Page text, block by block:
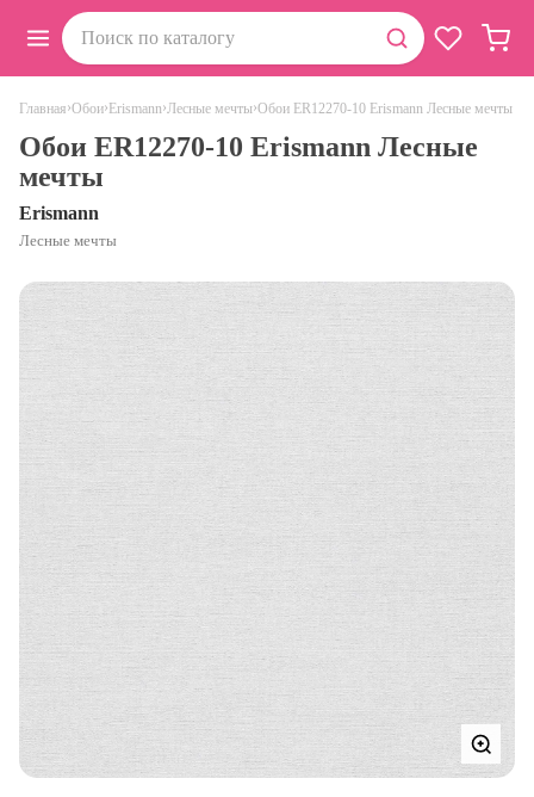
Главная›Обои› Erismann›Лесные мечты›Обои ER12270-10 Erismann Лесные мечты
Обои ER12270-10 Erismann Лесные
мечты
Erismann
Лесные мечты